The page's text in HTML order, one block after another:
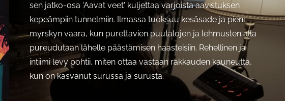
sen jatko-osa 'Aavat veet' kuljettaa varjoista aavistuksen
kepeämpiin tunnelmiin. Ilmassa tuoksuu kesäsade ja pieni
myrskyn vaara, kun purettavien puutalojen ja lehmusten alla
pureudutaan lähelle päästämisen haasteisiin. Rehellinen ja
intiimi levy pohtii, miten ottaa vastaan rakkauden kauneutta,
kun on kasvanut surussa ja surusta.